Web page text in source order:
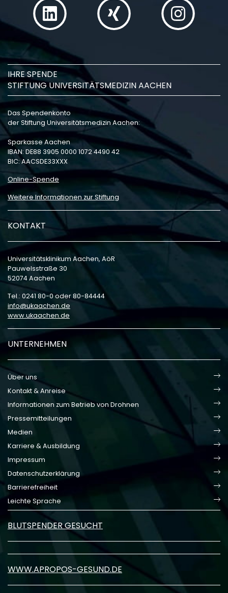
IHRE SPENDE
STIFTUNG UNIVERSITÄTSMEDIZIN AACHEN
Das Spendenkonto
der Stiftung Universitätsmedizin Aachen:
Sparkasse Aachen
IBAN: DE88 3905 0000 1072 4490 42
BIC: AACSDE33XXX
Online-Spende
Weitere Informationen zur Stiftung
KONTAKT
Universitätsklinikum Aachen, AöR
Pauwelsstraße 30
52074 Aachen
Tel.: 0241 80-0 oder 80-84444
info
ukaachen de
www.ukaachen.de
UNTERNEHMEN
Über uns
Kontakt & Anreise
Informationen zum Betrieb von Drohnen
Pressemitteilungen
Medien
Karriere & Ausbildung
Impressum
Datenschutzerklärung
Barrierefreiheit
Leichte Sprache
BLUTSPENDER GESUCHT
WWW.APROPOS-GESUND.DE